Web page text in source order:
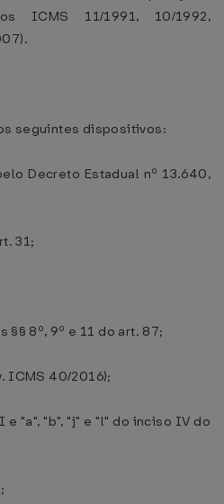
ICMS 11/1991, 10/1992,
seguintes dispositivos:
Decreto Estadual nº 13.640,
31;
8º, 9º e 11 do art. 87;
ICMS 40/2016);
"a", "b", "j" e "l" do inciso IV do